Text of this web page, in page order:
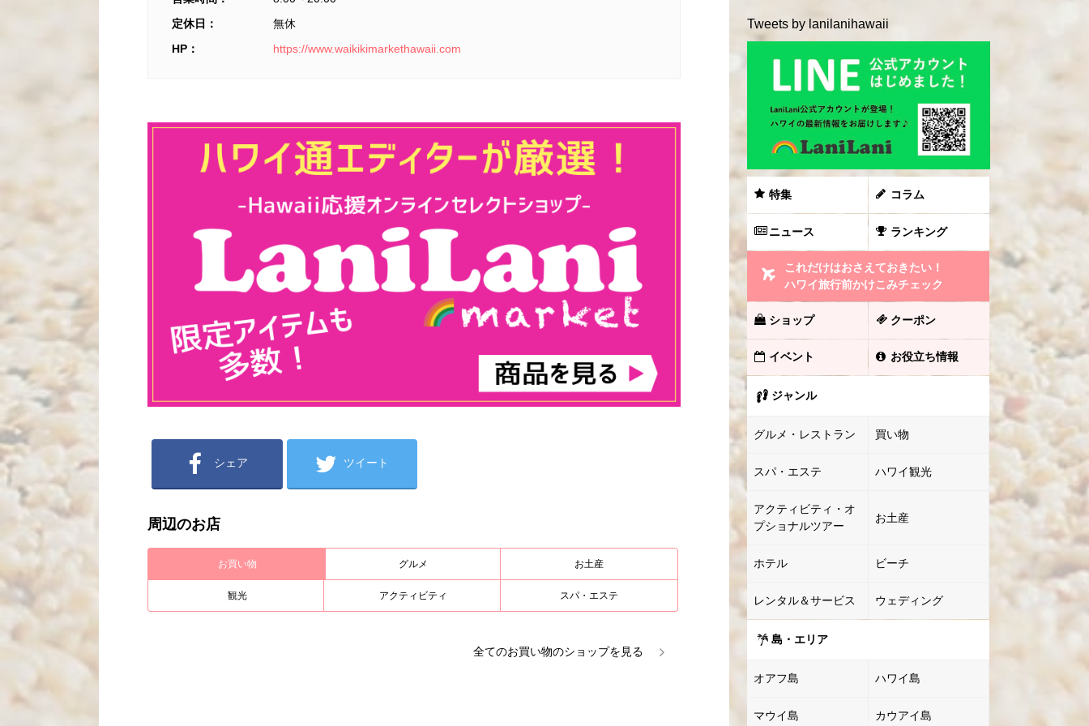
定休日：
無休
HP：
https://www.waikikimarkethawaii.com
シェア ツイート
周辺のお店
お買い物 グルメ お土産
観光 アクティビティ スパ・エステ
全てのお買い物のショップを見る
Tweets by lanilanihawaii
特集 コラム
ニュース ランキング
これだけはおさえておきたい！
ハワイ旅行前かけこみチェック
ショップ クーポン
イベント お役立ち情報
ジャンル
グルメ・レストラン 買い物
スパ・エステ ハワイ観光
アクティビティ・オ
プショナルツアー
お土産
ホテル ビーチ
レンタル＆サービス ウェディング
島・エリア
オアフ島 ハワイ島
マウイ島 カウアイ島